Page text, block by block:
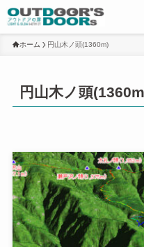
ホーム 円山木ノ頭(1360m)
円山木ノ頭